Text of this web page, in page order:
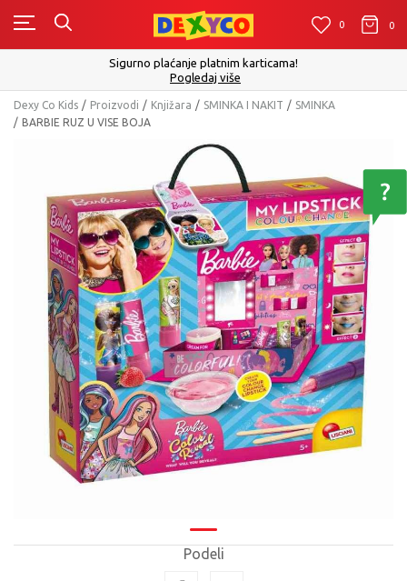
0 0
Sigurno plaćanje platnim karticama!
Pogledaj više
Dexy Co Kids Proizvodi Knjižara SMINKA I NAKIT
SMINKA
BARBIE RUZ U VISE BOJA
Podeli